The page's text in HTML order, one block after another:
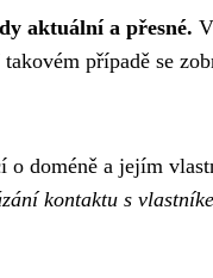
aktuální a přesné.
případě se
o doméně a jejím
kontaktu s